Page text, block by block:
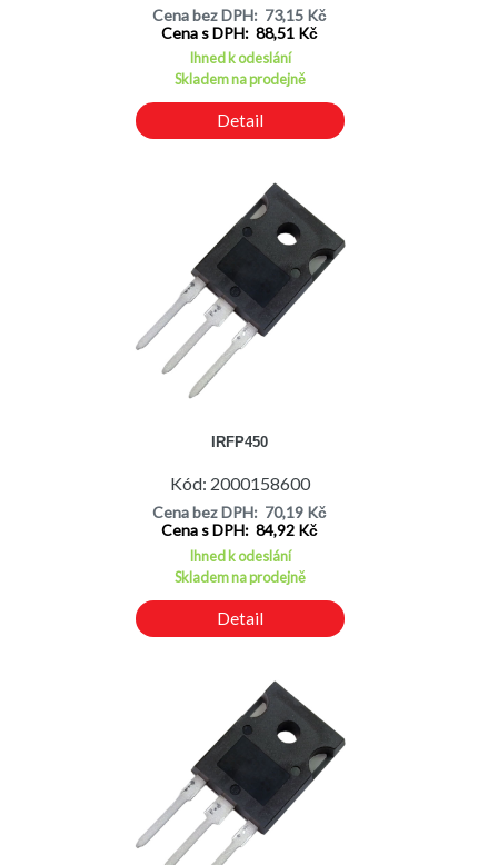
Cena bez DPH: 73,15 Kč
Cena s DPH: 88,51 Kč
Ihned k odeslání
Skladem na prodejně
Detail
IRFP450
Kód: 2000158600
Cena bez DPH: 70,19 Kč
Cena s DPH: 84,92 Kč
Ihned k odeslání
Skladem na prodejně
Detail